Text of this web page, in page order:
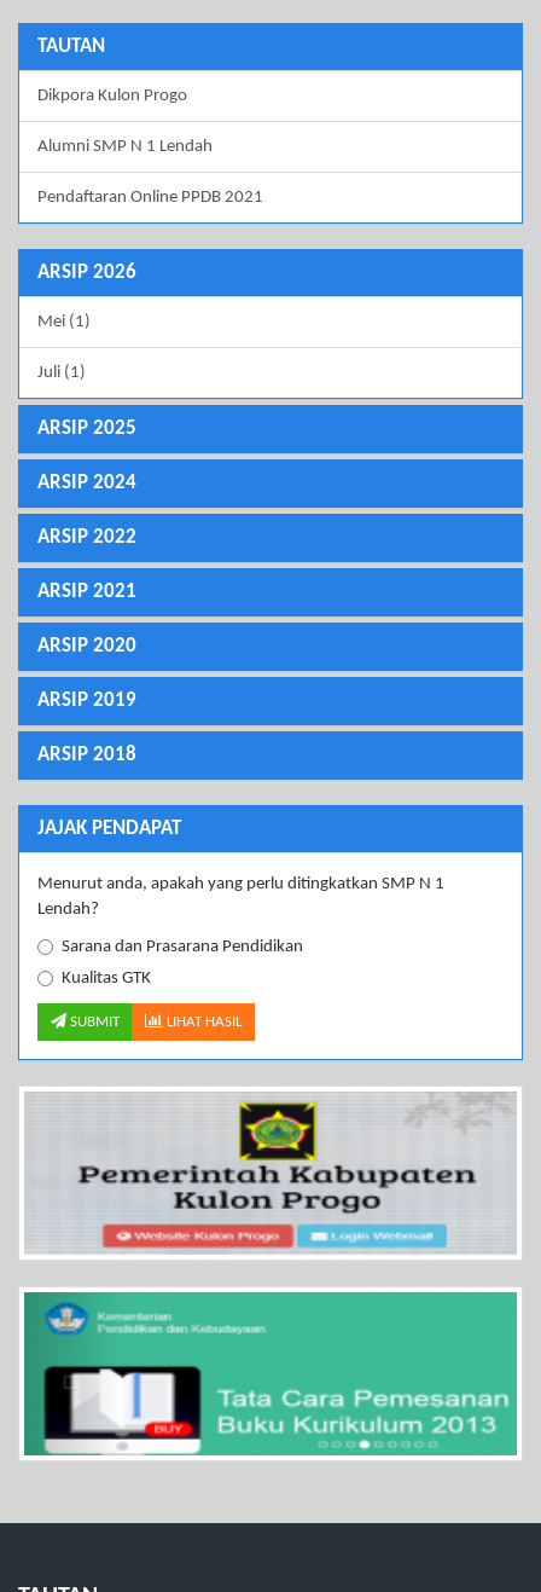
TAUTAN
Dikpora Kulon Progo
Alumni SMP N 1 Lendah
Pendaftaran Online PPDB 2021
ARSIP 2026
Mei (1)
Juli (1)
ARSIP 2025
ARSIP 2024
ARSIP 2022
ARSIP 2021
ARSIP 2020
ARSIP 2019
ARSIP 2018
JAJAK PENDAPAT
Menurut anda, apakah yang perlu ditingkatkan SMP N 1
Lendah?
Sarana dan Prasarana Pendidikan
Kualitas GTK
SUBMIT LIHAT HASIL